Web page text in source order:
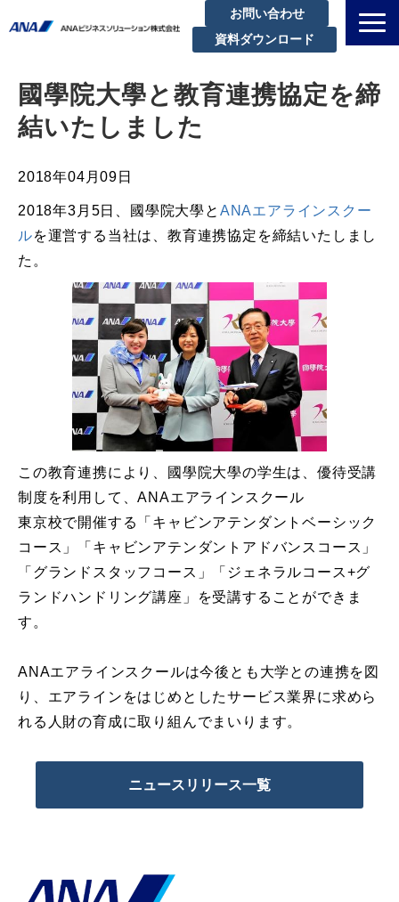
お問い合わせ
資料ダウンロード
解決できる課題
サービスラインアップ
ブログ
企業情報
國學院大學と教育連携協定を締
結いたしました
2018年04月09日
2018年3月5日、國學院大學と ANAエアラインスクー
ルを運営する当社は、教育連携協定を締結いたしまし
た。
この教育連携により、國學院大學の学生は、優待受講
制度を利用して、ANAエアラインスクール
東京校で開催する「キャビンアテンダントベーシック
コース」「キャビンアテンダントアドバンスコース」
「グランドスタッフコース」「ジェネラルコース+グ
ランドハンドリング講座」を受講することができま
す。
ANAエアラインスクールは今後とも大学との連携を図
り、エアラインをはじめとしたサービス業界に求めら
れる人財の育成に取り組んでまいります。
ニュースリリース一覧